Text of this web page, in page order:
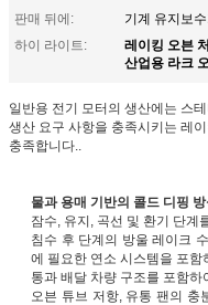
판매 뒤에:
기계 유지보
하이 라이트:
레이킹 오븐
산업용 라크
일반용 전기 모터의 생산에는 스
생산 요구 사항을 충족시키는 레
충족합니다..
물과 용매 기반의 콜드 디핑
잠수, 유지, 곡선 및 환기 단계
침수 후 단계의 방울 레이크
에 필요한 연소 시스템을 포함
통과 배달 차량 구조를 포함
오븐 튜브 저항, 유통 팬의 충